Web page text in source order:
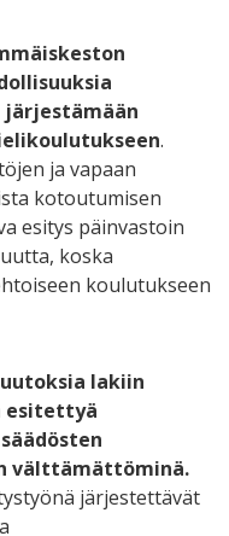
järjestämään
.
ja vapaan
kotoutumisen
esitys päinvastoin
koska
koulutukseen
lakiin
esitettyä
välttämättöminä.
järjestettävät